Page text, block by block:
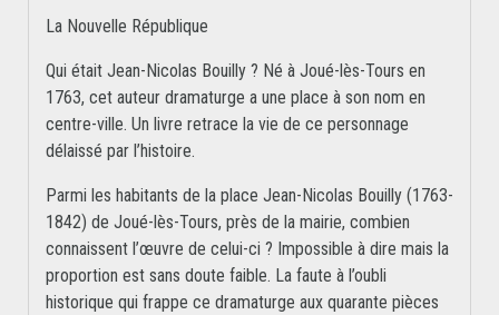
La Nouvelle République
Qui était Jean-Nicolas Bouilly ? Né à Joué-lès-Tours en
1763, cet auteur dramaturge a une place à son nom en
centre-ville. Un livre retrace la vie de ce personnage
délaissé par l’histoire.
Parmi les habitants de la place Jean-Nicolas Bouilly (1763-
1842) de Joué-lès-Tours, près de la mairie, combien
connaissent l’œuvre de celui-ci ? Impossible à dire mais la
proportion est sans doute faible. La faute à l’oubli
historique qui frappe ce dramaturge aux quarante pièces